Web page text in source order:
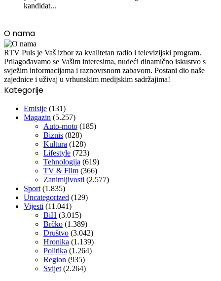
kandidat...
O nama
RTV Puls je Vaš izbor za kvalitetan radio i televizijski program.
Prilagođavamo se Vašim interesima, nudeći dinamično iskustvo s
svježim informacijama i raznovrsnom zabavom. Postani dio naše
zajednice i uživaj u vrhunskim medijskim sadržajima!
Kategorije
Emisije (131)
Magazin (5.257)
Auto-moto (185)
Biznis (828)
Kultura (128)
Lifestyle (723)
Tehnologija (619)
TV & Film (366)
Zanimljivosti (2.577)
Sport (1.835)
Uncategorized (129)
Vijesti (11.041)
BiH (3.015)
Brčko (1.389)
Društvo (3.042)
Hronika (1.139)
Politika (1.264)
Region (935)
Svijet (2.264)